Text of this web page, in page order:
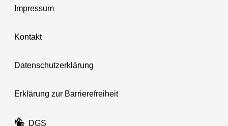
Impressum
Kontakt
Datenschutzerklärung
Erklärung zur Barrierefreiheit
DGS